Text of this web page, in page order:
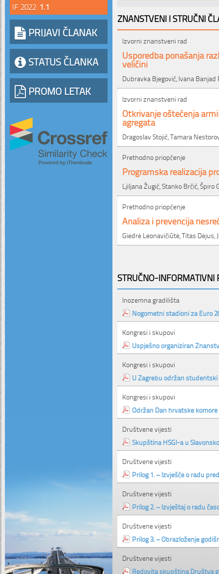
IF 2022: 1.1
PRIJAVI ČLANAK
STATUS ČLANKA
PROMO LETAK
ZNANSTVENI I STRUČNI
Izvorni znanstveni rad
Usporedba ponašanja
veličini
Dubravka Bjegović, Ivana
Izvorni znanstveni rad
Otkrivanje oštećenja
agregata
Dragoslav Stojić, Tamara
Prethodno priopćenje
Programska realizacija
Ljiljana Žugić, Stanko Brčić, Špiro
Prethodno priopćenje
Analiza i prevencija
Giedrė Leonavičiūtė, Titas
STRUČNO-INFORMATIVNI
Inozemna gradilišta
Nogometni stadioni za Euro
Kongresi i skupovi
Uspješno organiziran
Kongresi i skupovi
U Zagrebu održan
Kongresi i skupovi
Održan Dan hrvatske
Društvene vijesti
Skupština HSGI-a u
Društvene vijesti
Prilog 1. – Izvješće o radu
Društvene vijesti
Prilog 2. – Izvještaj o radu
Društvene vijesti
Prilog 3. – Obrazloženje
Društvene vijesti
Redovita skupština Društva